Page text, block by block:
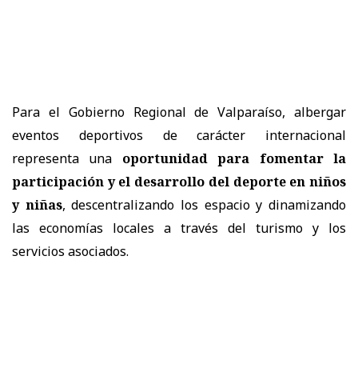
Para el Gobierno Regional de Valparaíso, albergar
eventos deportivos de carácter internacional
representa una
oportunidad para fomentar la
participación y el desarrollo del deporte en niños
y niñas, descentralizando los espacio y dinamizando
las economías locales a través del turismo y los
servicios asociados.